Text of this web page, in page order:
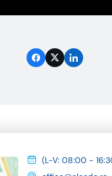
(L-V: 08:00 -